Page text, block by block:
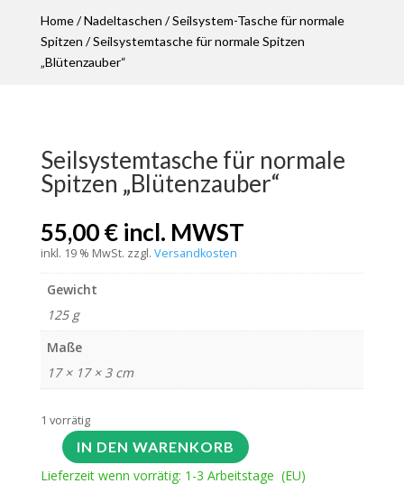
Home/Nadeltaschen /Seilsystem-Tasche für normale
Spitzen / Seilsystemtasche für normale Spitzen
„Blütenzauber“
Seilsystemtasche für normale
Spitzen „Blütenzauber“
55,00€ incl. MWST
inkl. 19 % MwSt. zzgl. Versandkosten
Gewicht
125 g
Maße
17 × 17 × 3 cm
1 vorrätig
IN DEN WARENKORB
Lieferzeit wenn vorrätig: 1-3 Arbeitstage (EU)